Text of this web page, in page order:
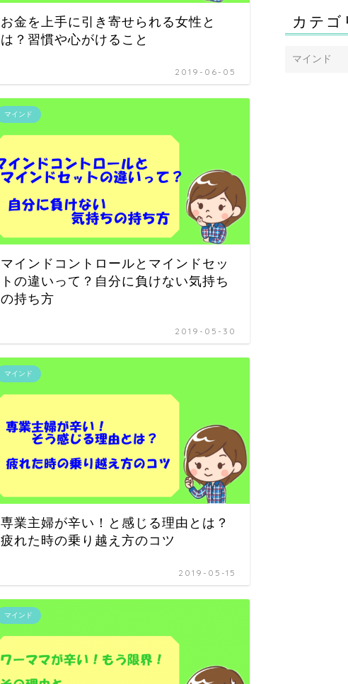
お金を上手に引き寄せられる女性と
は？習慣や心がけること
2019-06-05
マインド
マインドコントロールとマインドセッ
トの違いって？自分に負けない気持ち
の持ち方
2019-05-30
マインド
専業主婦が辛い！と感じる理由とは？
疲れた時の乗り越え方のコツ
2019-05-15
マインド
カテゴ